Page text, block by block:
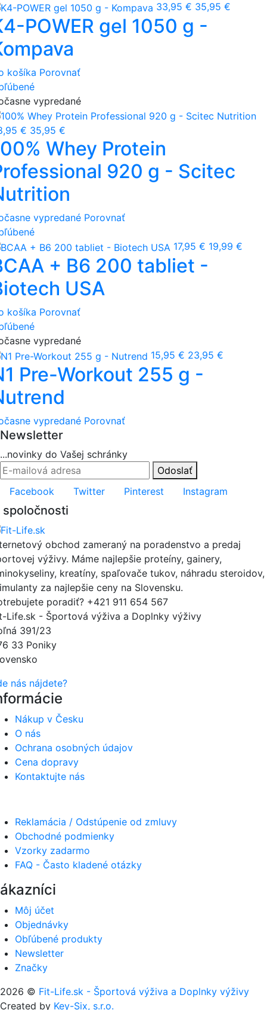
33,95 € 35,95 €
POWER gel 1050 g -
košíka Porovnať
vypredané
€ 35,95 €
Whey Protein
920 g - Scitec
vypredané Porovnať
17,95 € 19,99 €
+ B6 200 tabliet -
USA
košíka Porovnať
vypredané
15,95 € 23,95 €
Pre-Workout 255 g -
vypredané Porovnať
Newsletter
...novinky do Vašej schránky
Odoslať
Facebook
Twitter Pinterest Instagram
spoločnosti
obchod zameraný na poradenstvo a predaj
výživy. Máme najlepšie proteíny, gainery,
kreatíny, spaľovače tukov, náhradu steroidov,
za najlepšie ceny na Slovensku.
poradiť? +421 911 654 567
Life.sk - Športová výživa a Doplnky výživy
391/23
33 Poniky
nás nájdete?
Nákup v Česku
O nás
Ochrana osobných údajov
Cena dopravy
Kontaktujte nás
Reklamácia / Odstúpenie od zmluvy
Obchodné podmienky
Vzorky zadarmo
FAQ - Často kladené otázky
Môj účet
Objednávky
Obľúbené produkty
Newsletter
Značky
2026 © Fit-Life.sk - Športová výživa a Doplnky výživy
Created by Key-Six, s.r.o.